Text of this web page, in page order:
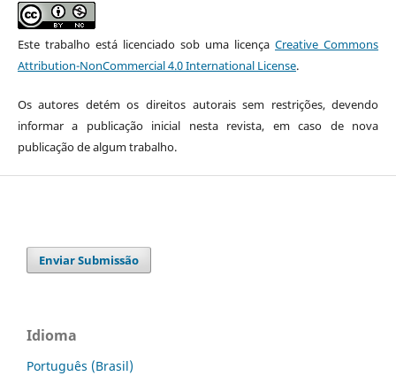
Este trabalho está licenciado sob uma licençaCreative Commons
Attribution-NonCommercial 4.0 International License.
Os autores detém os direitos autorais sem restrições, devendo
informar a publicação inicial nesta revista, em caso de nova
publicação de algum trabalho.
Enviar Submissão
Idioma
Português (Brasil)